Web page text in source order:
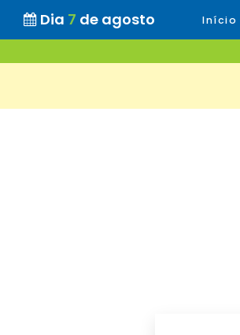
Dia 7 de agosto Início